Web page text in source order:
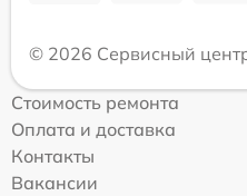
© 2026 Сервисный
Стоимость ремонта
Оплата и доставка
Контакты
Вакансии